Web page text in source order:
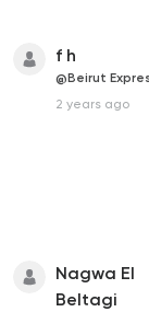
f h
@Beirut
2 years ago
Nagwa El
Beltagi